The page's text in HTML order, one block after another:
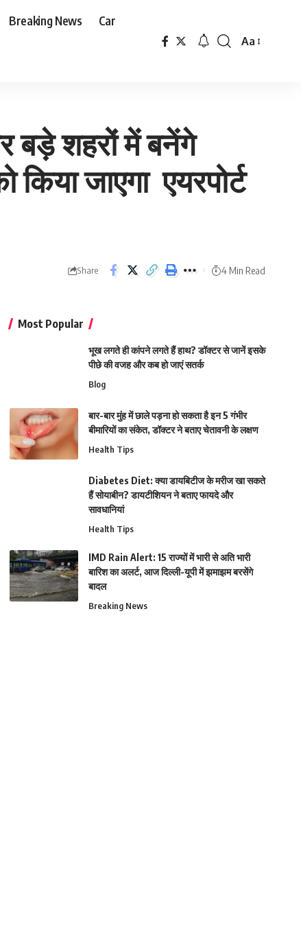
Breaking News Car
Font
Aa
बड़े शहरों में बनेंगे
जाएगा एयरपोर्ट
Share 4 Min Read
Most Popular
भूख लगते ही कांपने लगते हैं हाथ? डॉक्टर से जानें इसके
पीछे की वजह और कब हो जाएं सतर्क
Blog
बार-बार मुंह में छाले पड़ना हो सकता है इन 5 गंभीर
बीमारियों का संकेत, डॉक्टर ने बताए चेतावनी के लक्षण
Health Tips
Diabetes Diet: क्या डायबिटीज के मरीज खा सकते
हैं सोयाबीन? डायटीशियन ने बताए फायदे और
सावधानियां
Health Tips
IMD Rain Alert: 15 राज्यों में भारी से अति भारी
बारिश का अलर्ट, आज दिल्ली-यूपी में झमाझम बरसेंगे
बादल
Breaking News